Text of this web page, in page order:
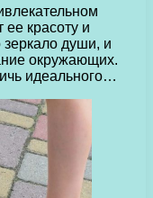
ее красоту и
души, и
окружающих.
идеального…